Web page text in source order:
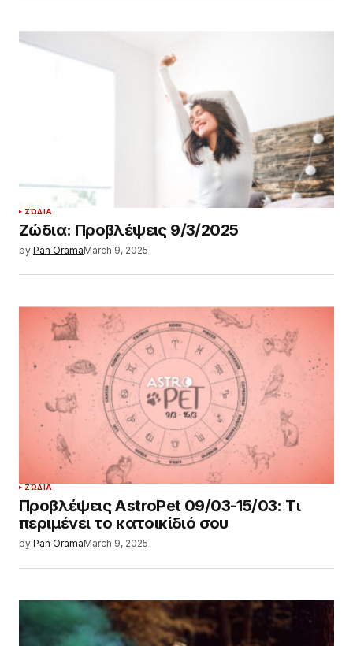
ΖΏΔΙΑ
Ζώδια: Προβλέψεις 9/3/2025
by Pan OramaMarch 9, 2025
ΖΏΔΙΑ
Προβλέψεις AstroPet 09/03-15/03: Τι
περιμένει το κατοικίδιό σου
by Pan OramaMarch 9, 2025